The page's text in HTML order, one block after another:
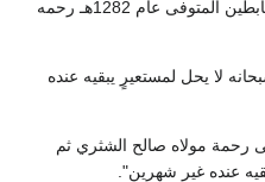
المصطفى المختار) للشيخ عبدالله ابابطين المتوفى عام 1282هـ رحمه
لا يحل لمستعيرٍ يبقيه عنده
رحمة مولاه صالح الشثري ثم
عنده غير شهرين".